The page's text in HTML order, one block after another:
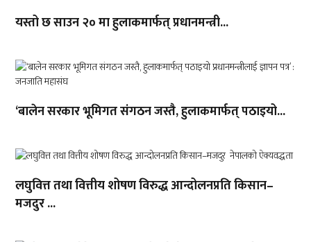
यस्तो छ साउन २० मा हुलाकमार्फत् प्रधानमन्त्री...
‘बालेन सरकार भूमिगत संगठन जस्तै, हुलाकमार्फत् पठाइयो...
लघुवित्त तथा वित्तीय शोषण विरुद्ध आन्दोलनप्रति किसान–
मजदुर ...